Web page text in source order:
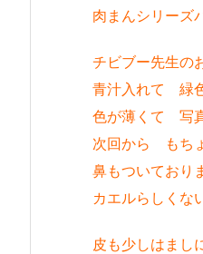
肉まんシリーズ
チビブー先生の
青汁入れて 緑
色が薄くて 写
次回から もち
鼻もついており
カエルらしくな
皮も少しはまし